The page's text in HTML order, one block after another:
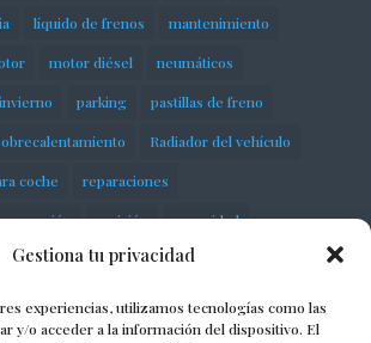
Gestiona tu privacidad
experiencias, utilizamos tecnologías como las
y/o acceder a la información del dispositivo. El
líquido de frenos mantenimiento
motor diésel neumáticos
parking pastillas de freno
Radiador del vehículo
coche reparaciones
revisión seguridad
del motor
taller talleres
taller mecánico